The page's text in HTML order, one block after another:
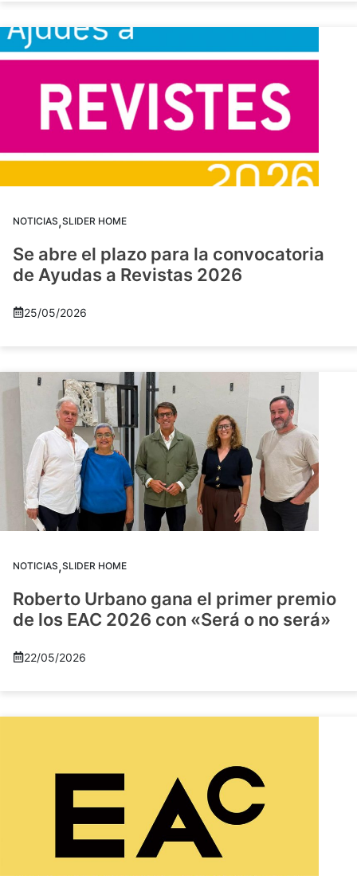
NOTICIAS,SLIDER HOME
Se abre el plazo para la convocatoria
de Ayudas a Revistas 2026
25/05/2026
NOTICIAS,SLIDER HOME
Roberto Urbano gana el primer premio
de los EAC 2026 con «Será o no será»
22/05/2026